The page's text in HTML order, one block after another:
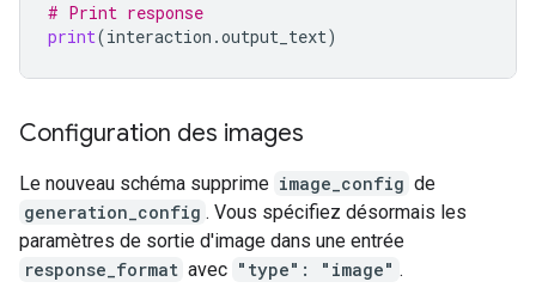
# Print response
print(interaction .output_text)
Configuration des images
Le nouveau schéma supprime image_config de
generation_config . Vous spécifiez désormais les
paramètres de sortie d'image dans une entrée
response_format avec "type": "image" .